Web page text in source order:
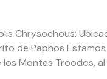
Chrysochous:
de Paphos
Montes Troodos, al